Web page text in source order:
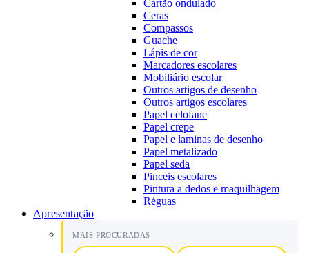
Cartão ondulado
Ceras
Compassos
Guache
Lápis de cor
Marcadores escolares
Mobiliário escolar
Outros artigos de desenho
Outros artigos escolares
Papel celofane
Papel crepe
Papel e laminas de desenho
Papel metalizado
Papel seda
Pinceis escolares
Pintura a dedos e maquilhagem
Réguas
Apresentação
MAIS PROCURADAS